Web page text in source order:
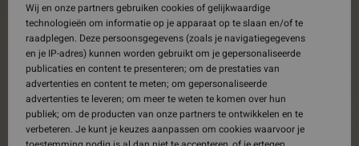
Wij en onze partners gebruiken cookies of gelijkwaardige
technologieën om informatie op je apparaat op te slaan en/of te
raadplegen. Deze persoonsgegevens (zoals je navigatiegegevens
en je IP-adres) kunnen worden gebruikt om je gepersonaliseerde
publicaties en content te presenteren; om de prestaties van
advertenties en content te meten; om gepersonaliseerde
advertenties te leveren; om meer te weten te komen over hun
publiek; om de producten van onze partners te ontwikkelen en te
verbeteren. Je kunt je keuzes aanpassen om cookies waarvoor je